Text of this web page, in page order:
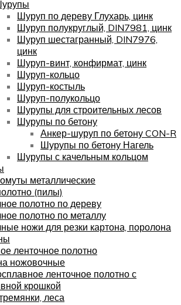
Шуруп по дереву Глухарь, цинк
Шуруп полукруглый, DIN7981, цинк
Шуруп шестагранный, DIN7976,
цинк
Шуруп-винт, конфирмат, цинк
Шуруп-кольцо
Шуруп-костыль
Шуруп-полукольцо
Шурупы для строительных лесов
Шурупы по бетону
Анкер-шуруп по бетону CON-R
Шурупы по бетону Нагель
Шурупы с качельным кольцом
металлические
(пилы)
полотно по дереву
полотно по металлу
ножи для резки картона, поролона
ленточное полотно
ножовочные
ленточное полотно с
крошкой
леса